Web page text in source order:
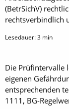
(BetrSichV)
rechtsverbindlich
Lesedauer:3 min
Die Prüfintervalle
eigenen
entsprechenden
1111, BG-